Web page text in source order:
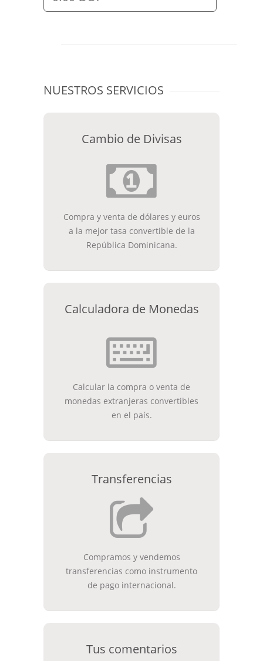
NUESTROS SERVICIOS
Cambio de Divisas
Compra y venta de dólares y euros
a la mejor tasa convertible de la
República Dominicana.
Calculadora de Monedas
Calcular la compra o venta de
monedas extranjeras convertibles
en el país.
Transferencias
Compramos y vendemos
transferencias como instrumento
de pago internacional.
Tus comentarios